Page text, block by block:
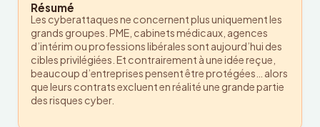
Résumé
Les cyberattaques ne concernent plus uniquement les
grands groupes. PME, cabinets médicaux, agences
d’intérim ou professions libérales sont aujourd’hui des
cibles privilégiées. Et contrairement à une idée reçue,
beaucoup d’entreprises pensent être protégées… alors
que leurs contrats excluent en réalité une grande partie
des risques cyber.